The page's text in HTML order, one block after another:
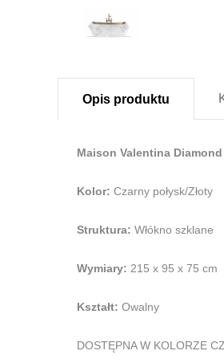
Opis produktu
Maison Valentina
Kolor: Czarny połysk/Złoty
Struktura: Włókno szklane
Wymiary: 215 x 95 x 75 cm
Kształt: Owalny
DOSTĘPNA W KOLORZE